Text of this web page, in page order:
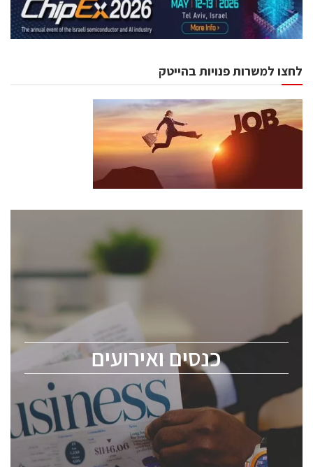
לחצו למשרות פנויות בהייטק
כנסים ואירועים
כנסים ואירועים
לכל העוסקים בתעשיית הסמיקונדקטור כולל מהנדסים,
ChipEx2026 will be held on May 12-13, 2026. The
conference is intended for everyone involved in the
semiconductor industry, including engineers,
professional experts, and senior executives.